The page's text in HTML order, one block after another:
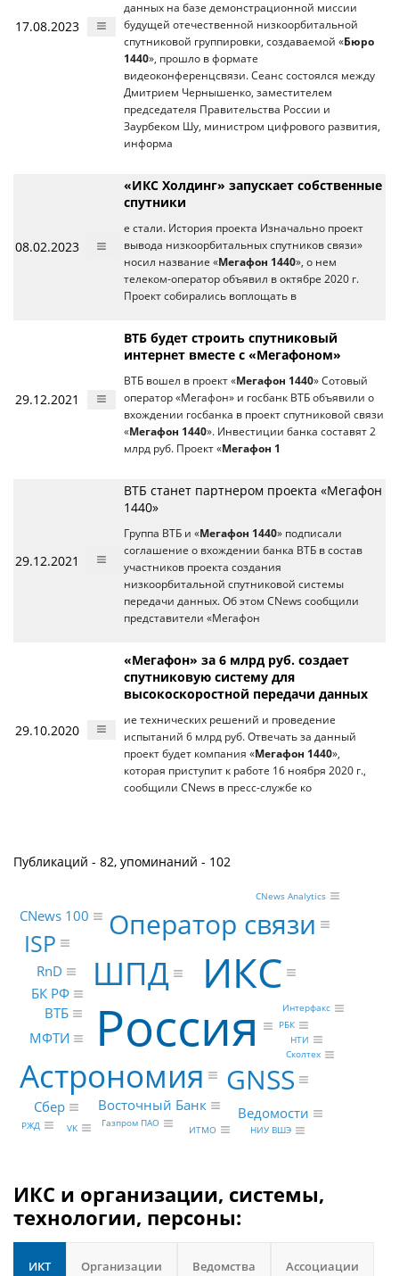
17.08.2023
данных на базе демонстрационной миссии
будущей отечественной низкоорбитальной
спутниковой группировки, создаваемой «Бюро
1440», прошло в формате
видеоконференцсвязи. Сеанс состоялся между
Дмитрием Чернышенко, заместителем
председателя Правительства России и
Заурбеком Шу, министром цифрового развития,
информа
08.02.2023
«ИКС Холдинг» запускает собственные
спутники
е стали. История проекта Изначально проект
вывода низкоорбитальных спутников связи»
носил название «Мегафон 1440», о нем
телеком-оператор объявил в октябре 2020 г.
Проект собирались воплощать в
29.12.2021
ВТБ будет строить спутниковый
интернет вместе с «Мегафоном»
ВТБ вошел в проект «Мегафон 1440» Сотовый
оператор «Мегафон» и госбанк ВТБ объявили о
вхождении госбанка в проект спутниковой связи
«Мегафон 1440». Инвестиции банка составят 2
млрд руб. Проект «Мегафон 1
29.12.2021
ВТБ станет партнером проекта «Мегафон
1440»
Группа ВТБ и «Мегафон 1440» подписали
соглашение о вхождении банка ВТБ в состав
участников проекта создания
низкоорбитальной спутниковой системы
передачи данных. Об этом CNews сообщили
представители «Мегафон
29.10.2020
«Мегафон» за 6 млрд руб. создает
спутниковую систему для
высокоскоростной передачи данных
ие технических решений и проведение
испытаний 6 млрд руб. Отвечать за данный
проект будет компания «Мегафон 1440»,
которая приступит к работе 16 ноября 2020 г.,
сообщили CNews в пресс-службе ко
Публикаций - 82, упоминаний - 102
Россия
ИКС
Астрономия
ШПД
Оператор связи
GNSS
ISP
RnD
БК РФ
ВТБ
МФТИ
Сбер Восточный Банк Ведомости
CNews 100
НТИ
РБК
Интерфакс
РЖД Газпром ПАО
VK
CNews Analytics
ИТМО НИУ ВШЭ
Сколтех
ИКС и организации, системы,
технологии, персоны:
ИКТ Организации Ведомства Ассоциации